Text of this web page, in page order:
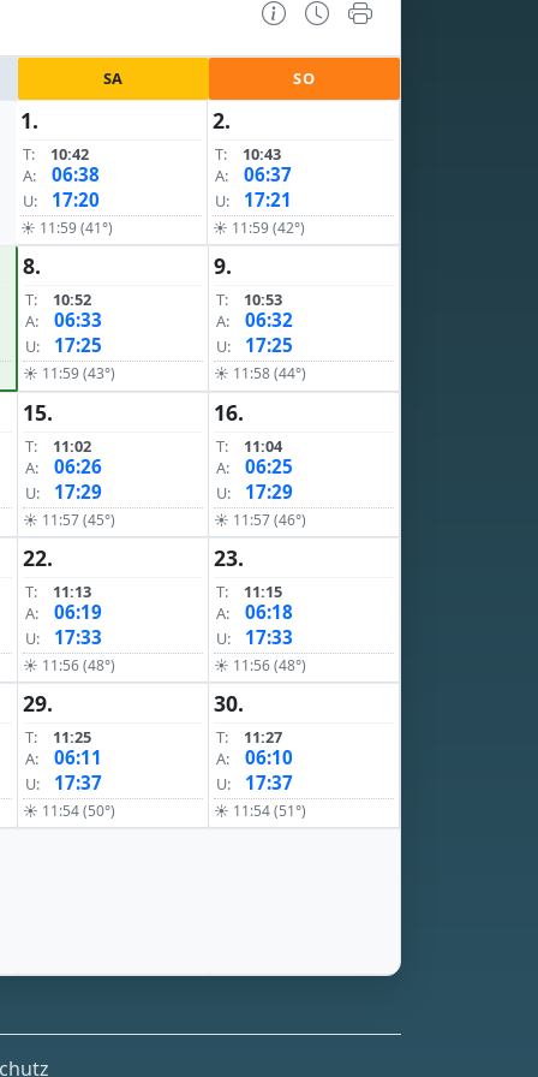
SA SO
1.
T:
10:42
A:
06:38
U: 17:20
☀ 11:59 (41°)
2.
T:
10:43
A:
06:37
U: 17:21
☀ 11:59 (42°)
8.
T:
10:52
A:
06:33
U: 17:25
☀ 11:59 (43°)
9.
T:
10:53
A:
06:32
U: 17:25
☀ 11:58 (44°)
15.
T:
11:02
A:
06:26
U: 17:29
☀ 11:57 (45°)
16.
T:
11:04
A:
06:25
U: 17:29
☀ 11:57 (46°)
22.
T:
11:13
A:
06:19
U: 17:33
☀ 11:56 (48°)
23.
T:
11:15
A:
06:18
U: 17:33
☀ 11:56 (48°)
29.
T:
11:25
A:
06:11
U: 17:37
☀ 11:54 (50°)
30.
T:
11:27
A:
06:10
U: 17:37
☀ 11:54 (51°)